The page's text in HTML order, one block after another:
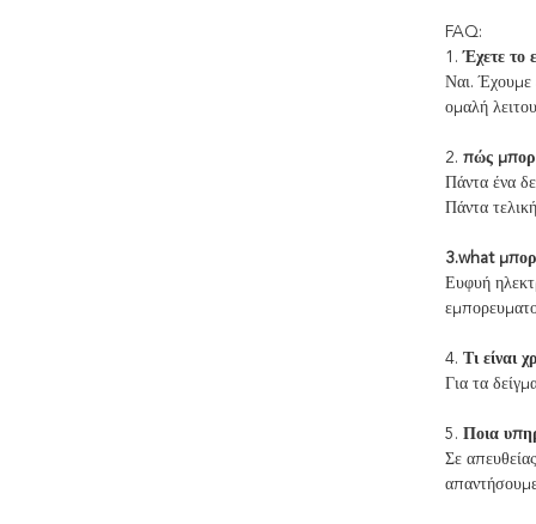
FAQ:
1.Έχετε το
Ναι. Έχουμε
ομαλή
2. πώς
Πάντα ένα
Πάντα
3.what
Ευφυή
4. Τι είναι
Για τα
5. Ποια
Σε